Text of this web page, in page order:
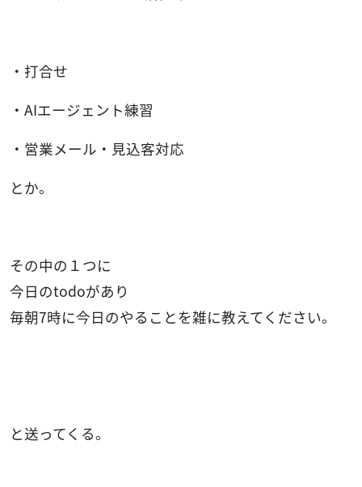
・打合せ
・AIエージェント練習
・営業メール・見込客対応
とか。
その中の１つに
今日のtodoがあり
毎朝7時に今日のやることを雑に教えてください。
と送ってくる。